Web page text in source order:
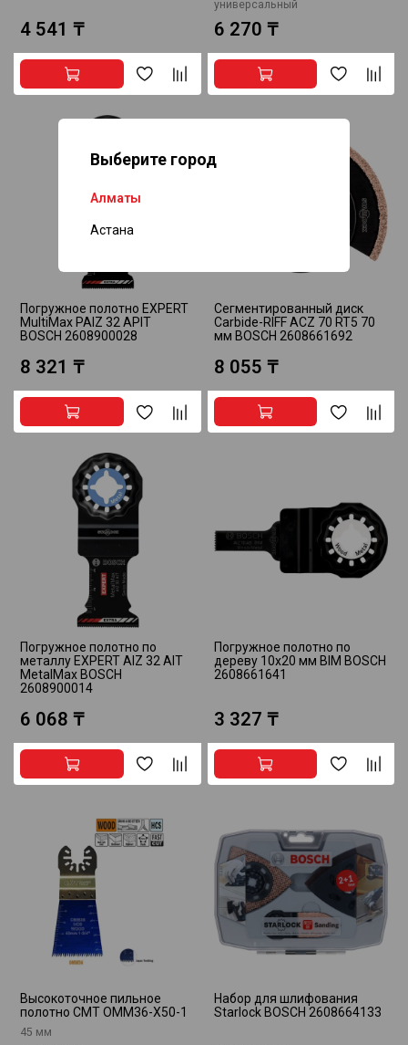
Выберите город
Алматы
Астана
4 541 ₸
универсальный
6 270 ₸
Погружное полотно EXPERT
MultiMax PAIZ 32 APIT
BOSCH 2608900028
8 321 ₸
Сегментированный диск
Carbide-RIFF ACZ 70 RT5 70
мм BOSCH 2608661692
8 055 ₸
Погружное полотно по
металлу EXPERT AIZ 32 AIT
MetalMax BOSCH
2608900014
6 068 ₸
Погружное полотно по
дереву 10х20 мм BIM BOSCH
2608661641
3 327 ₸
Высокоточное пильное
полотно CMT OMM36-X50-1
45 мм
Набор для шлифования
Starlock BOSCH 2608664133